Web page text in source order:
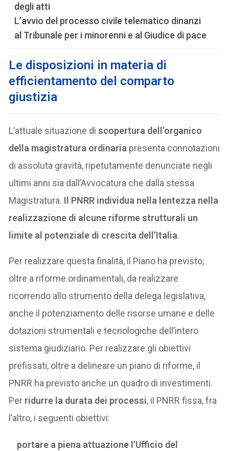
degli atti
L’avvio del processo civile telematico dinanzi
al Tribunale per i minorenni e al Giudice di pace
Le disposizioni in materia di
efficientamento del comparto
giustizia
L’attuale situazione discopertura dell’organico
della magistratura ordinaria presenta connotazioni
di assoluta gravità, ripetutamente denunciate negli
ultimi anni sia dall’Avvocatura che dalla stessa
Magistratura. Il PNRR individua nella lentezza nella
realizzazione di alcune riforme strutturali un
limite al potenziale di crescita dell’Italia.
Per realizzare questa finalità, il Piano ha previsto,
oltre a riforme ordinamentali, da realizzare
ricorrendo allo strumento della delega legislativa,
anche il potenziamento delle risorse umane e delle
dotazioni strumentali e tecnologiche dell’intero
sistema giudiziario. Per realizzare gli obiettivi
prefissati, oltre a delineare un piano di riforme, il
PNRR ha previsto anche un quadro di investimenti.
Per ridurre la durata dei processi, il PNRR fissa, fra
l’altro, i seguenti obiettivi:
portare a piena attuazione l’Ufficio del